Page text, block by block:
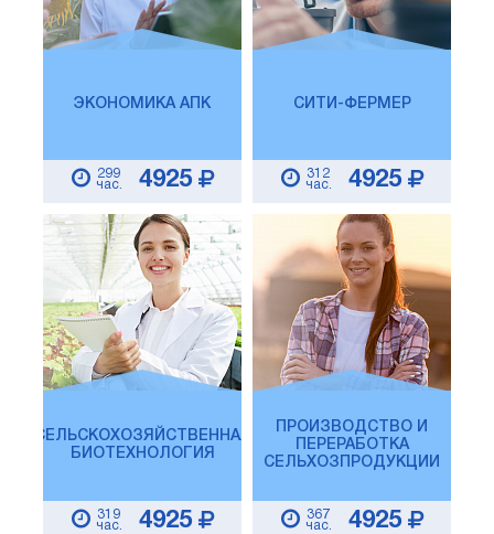
ЭКОНОМИКА АПК
299
час.
4925
СИТИ-ФЕРМЕР
312
час.
4925
СЕЛЬСКОХОЗЯЙСТВЕННАЯ
БИОТЕХНОЛОГИЯ
319
час.
4925
ПРОИЗВОДСТВО И
ПЕРЕРАБОТКА
СЕЛЬХОЗПРОДУКЦИИ
367
час.
4925